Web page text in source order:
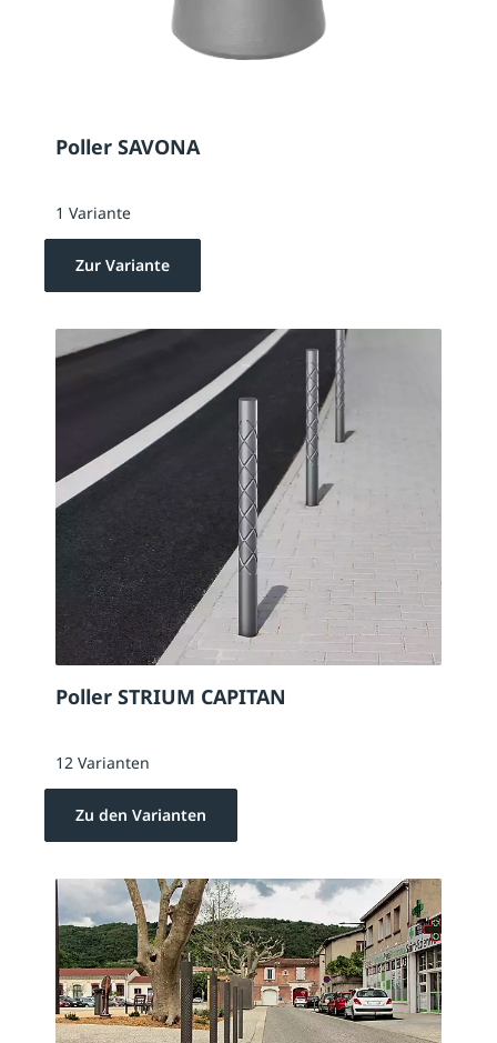
Poller SAVONA
1 Variante
Zur Variante
Poller STRIUM CAPITAN
12 Varianten
Zu den Varianten